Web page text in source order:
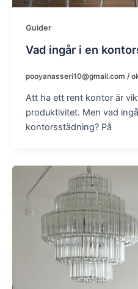
Guider
Vad ingår i en
pooyanasseri10@gmail.com /
Att ha ett rent kontor är
produktivitet. Men vad
kontorsstädning? På